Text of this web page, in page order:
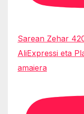
Sarean Zehar
AliExpressi eta
amaiera